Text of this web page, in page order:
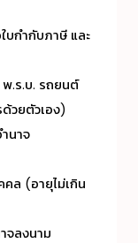
กำกับภาษี และ
.ร.บ. รถยนต์
วยตัวเอง)
นาจ
ล (อายุไม่เกิน
จลงนาม